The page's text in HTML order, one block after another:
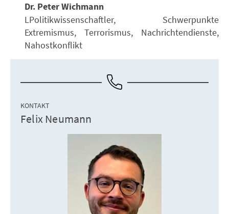
Dr. Peter Wichmann
LPolitikwissenschaftler, Schwerpunkte
Extremismus, Terrorismus, Nachrichtendienste,
Nahostkonflikt
KONTAKT
Felix Neumann